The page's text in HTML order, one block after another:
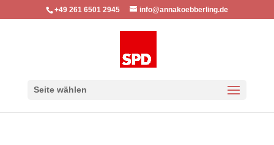
+49 261 6501 2945 info@annakoebberling.de
Seite wählen